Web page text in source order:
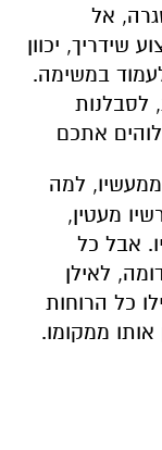
אל
שידריך, יכוון
במשימה.
לסבלנות
אתכם
למה
מעטין,
אבל כל
לאילן
כל הרוחות
אותו ממקומו.